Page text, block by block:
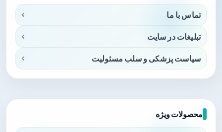
تماس با ما
تبلیغات در سایت
سیاست پزشکی و سلب مسئولیت
محصولات ویژه